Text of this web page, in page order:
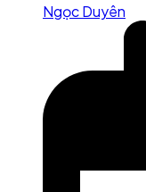
Ngọc Duyên